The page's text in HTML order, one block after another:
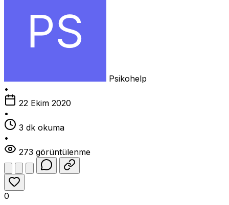
Psikohelp
•
22 Ekim 2020
•
3 dk okuma
•
273 görüntülenme
0